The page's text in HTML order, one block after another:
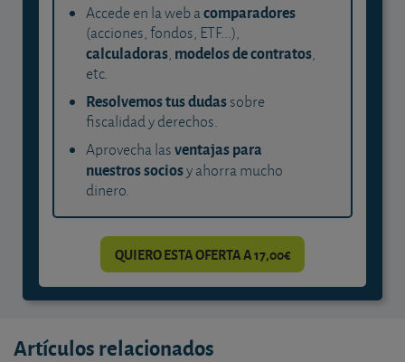
Accede en la web acomparadores
(acciones, fondos, ETF...),
calculadoras, modelos de contratos,
etc.
Resolvemos tus dudassobre
fiscalidad y derechos.
Aprovecha lasventajas para
nuestros sociosy ahorra mucho
dinero.
QUIERO ESTA OFERTA A 17,00€
Artículos relacionados